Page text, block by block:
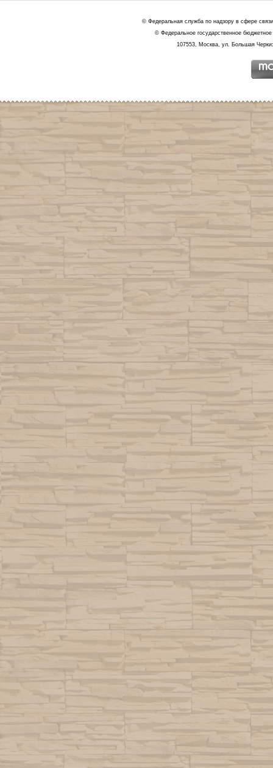
© Федеральная служба по надзору в сфере
© Федеральное государственное
107553, Москва, ул. Большая